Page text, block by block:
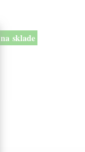
na sklade